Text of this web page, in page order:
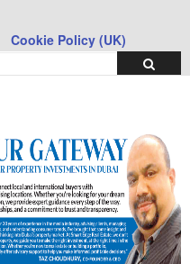
Cookie Policy (UK)